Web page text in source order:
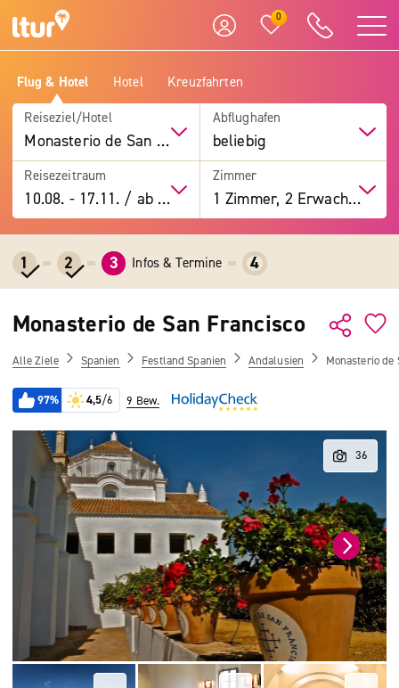
0
Flug & Hotel Hotel Kreuzfahrten
Reiseziel/Hotel
Monasterio de San Francisco
Abflughafen
beliebig
Reisezeitraum
10.08. -17.11. / ab 7 Tage
Zimmer
1 Zimmer, 2 Erwachsene
1 2 3 Infos & Termine 4
Monasterio de San Francisco
Alle Ziele Spanien Festland Spanien Andalusien Monasterio de
97% 4,5/6 9 Bew.